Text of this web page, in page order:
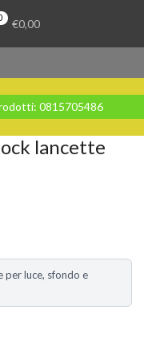
€0,00
0815705486
lancette
per luce, sfondo e